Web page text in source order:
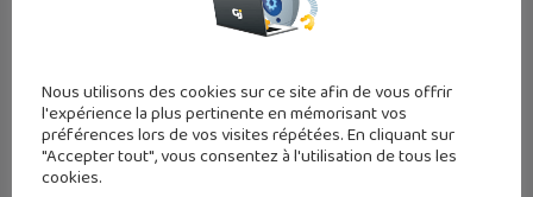
Malware, adware, virus… Le petit
lexique des menaces informatiques
20 mai 2015
Nous utilisons des cookies sur ce site afin de vous offrir
l'expérience la plus pertinente en mémorisant vos
préférences lors de vos visites répétées. En cliquant sur
"Accepter tout", vous consentez à l'utilisation de tous les
cookies.